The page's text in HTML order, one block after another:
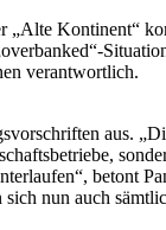
Kontinent“
verantwortlich.
aus.
betont
nun auch